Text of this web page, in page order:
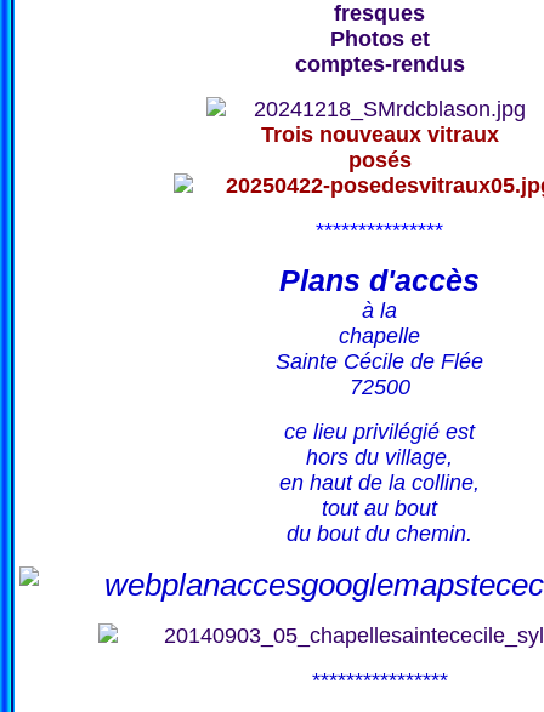
fresques
Photos et
comptes-rendus
Trois nouveaux vitraux
posés
***************
Plans d'accès
à la
chapelle
Sainte Cécile de Flée
72500
ce lieu privilégié est
hors du village,
en haut de la colline,
tout au bout
du bout du chemin.
****************